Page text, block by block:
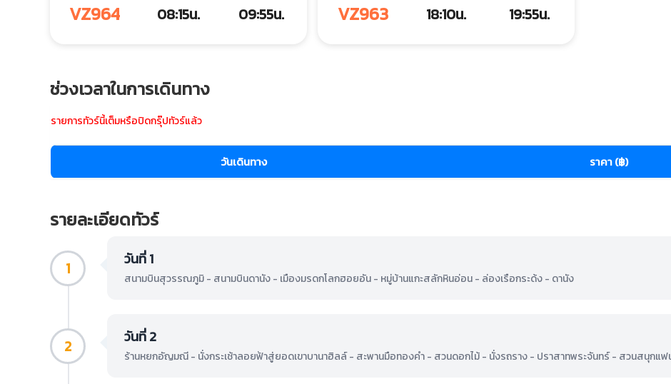
VZ964 08:15น. 09:55น. VZ963 18:10น. 19:55น.
ช่วงเวลาในการเดินทาง
รายการทัวร์นี้เต็มหรือปิดกรุ๊ปทัวร์แล้ว
วันเดินทาง ราคา (฿)
รายละเอียดทัวร์
1 วันที่ 1
สนามบินสุวรรณภูมิ - สนามบินดานัง - เมืองมรดกโลกฮอยอัน - หมู่บ้านแกะสลักหินอ่อน - ล่องเรือกระด้ง - ดานัง
2 วันที่ 2
ร้านหยกอัญมณี - นั่งกระเช้าลอยฟ้าสู่ยอดเขาบานาฮิลล์ - สะพานมือทองคำ - สวนดอกไม้ - นั่งรถราง - ปราสาทพระจันทร์ - สวนสนุกแ